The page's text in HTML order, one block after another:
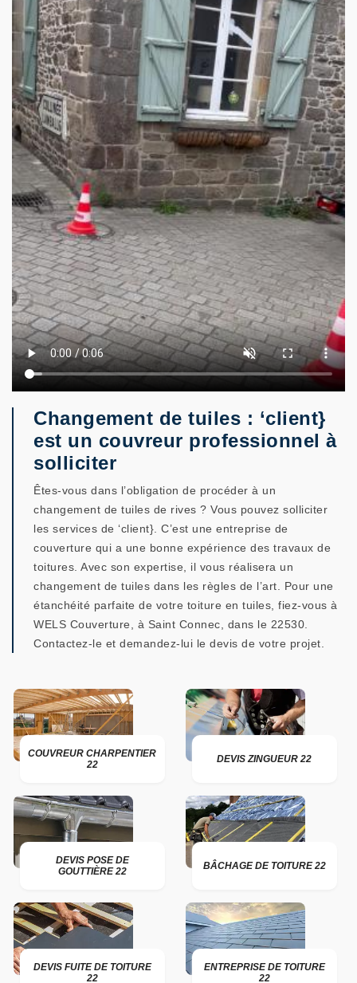
Changement de tuiles : ‘client}
est un couvreur professionnel à
solliciter
Êtes-vous dans l’obligation de procéder à un
changement de tuiles de rives ? Vous pouvez solliciter
les services de ‘client}. C’est une entreprise de
couverture qui a une bonne expérience des travaux de
toitures. Avec son expertise, il vous réalisera un
changement de tuiles dans les règles de l’art. Pour une
étanchéité parfaite de votre toiture en tuiles, fiez-vous à
WELS Couverture, à Saint Connec, dans le 22530.
Contactez-le et demandez-lui le devis de votre projet.
COUVREUR CHARPENTIER
22
DEVIS ZINGUEUR 22
DEVIS POSE DE
GOUTTIÈRE 22
BÂCHAGE DE TOITURE 22
DEVIS FUITE DE TOITURE
22
ENTREPRISE DE TOITURE
22